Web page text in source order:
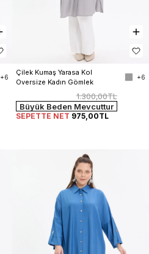
+6
Çilek Kumaş Yarasa Kol
Oversize Kadın Gömlek
+6
1.300,00TL
Büyük Beden Mevcuttur
SEPETTE NET 975,00TL